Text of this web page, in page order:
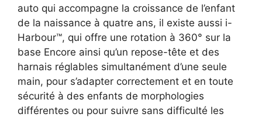
auto qui accompagne la croissance de l’enfant
de la naissance à quatre ans, il existe aussi i-
Harbour™, qui offre une rotation à 360° sur la
base Encore ainsi qu’un repose-tête et des
harnais réglables simultanément d’une seule
main, pour s’adapter correctement et en toute
sécurité à des enfants de morphologies
différentes ou pour suivre sans difficulté les